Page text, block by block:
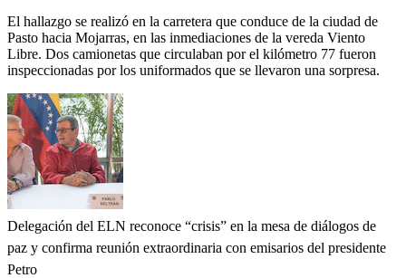
El hallazgo se realizó en la carretera que conduce de la ciudad de
Pasto hacia Mojarras, en las inmediaciones de la vereda Viento
Libre. Dos camionetas que circulaban por el kilómetro 77 fueron
inspeccionadas por los uniformados que se llevaron una sorpresa.
Delegación del ELN reconoce “crisis” en la mesa de diálogos de
paz y confirma reunión extraordinaria con emisarios del presidente
Petro